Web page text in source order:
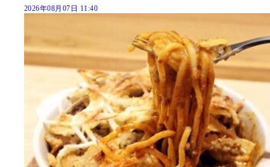
2026年08月07日 11:40